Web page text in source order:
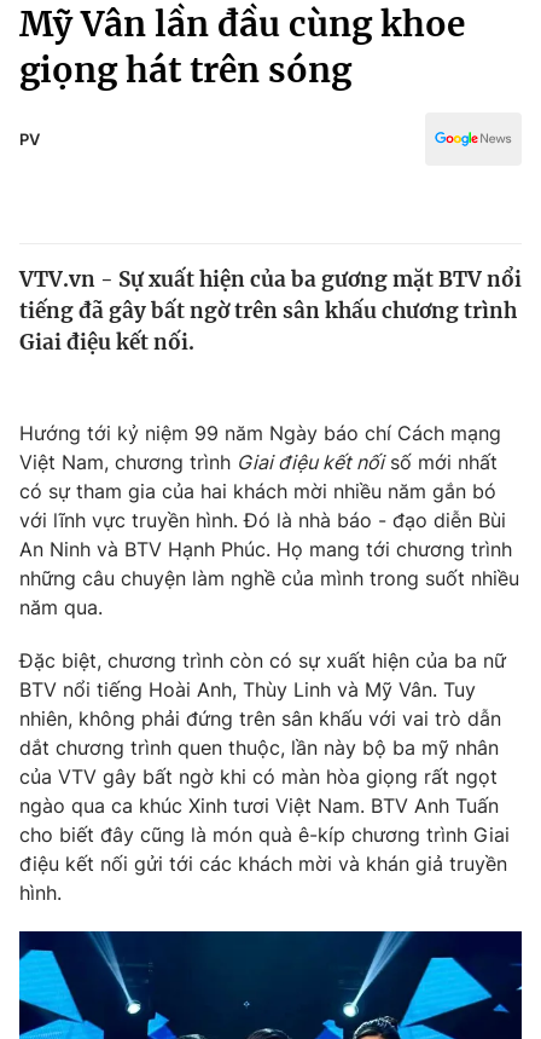
Chính trị
Xã hội
Pháp luật
Thế giới
Tin tức
Câu chuyện quốc tế
Kinh tế
Thị trường
Góc doanh nghiệp
Dữ liệu và đời sống
Truyền hình
Phim VTV
Hậu trường
Khán giả
Giải sao mai
Giải trí
Điện ảnh
Âm nhạc
Sao
Du lịch
Làm đẹp
Chất lượng cuộc sống
Giáo dục
Tuyển sinh
Học trực tuyến
Công nghệ
Hitech Công nghệ tương lai
Sản phẩm
Thị trường
Tư vấn
Giao lưu trực tuyến
Chuyên mục khác
Truyền hình
Văn hóa - Giải trí
Y tế
Mỹ Vân lần đầu cùng khoe
giọng hát trên sóng
PV
VTV.vn - Sự xuất hiện của ba gương mặt BTV nổi
tiếng đã gây bất ngờ trên sân khấu chương trình
Giai điệu kết nối.
Hướng tới kỷ niệm 99 năm Ngày báo chí Cách mạng
Việt Nam, chương trình Giai điệu kết nốisố mới nhất
có sự tham gia của hai khách mời nhiều năm gắn bó
với lĩnh vực truyền hình. Đó là nhà báo - đạo diễn Bùi
An Ninh và BTV Hạnh Phúc. Họ mang tới chương trình
những câu chuyện làm nghề của mình trong suốt nhiều
năm qua.
Đặc biệt, chương trình còn có sự xuất hiện của ba nữ
BTV nổi tiếng Hoài Anh, Thùy Linh và Mỹ Vân. Tuy
nhiên, không phải đứng trên sân khấu với vai trò dẫn
dắt chương trình quen thuộc, lần này bộ ba mỹ nhân
của VTV gây bất ngờ khi có màn hòa giọng rất ngọt
ngào qua ca khúc Xinh tươi Việt Nam. BTV Anh Tuấn
cho biết đây cũng là món quà ê-kíp chương trình Giai
điệu kết nối gửi tới các khách mời và khán giả truyền
hình.